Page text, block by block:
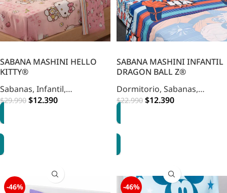
SABANA MASHINI HELLO
KITTY®
Sabanas, Infantil,
Dormitorio,HOME
$29.990 $12.390
SABANA MASHINI INFANTIL
DRAGON BALL Z®
Dormitorio, Sabanas,
Infantil
$22.990 $12.390
-46% -46%